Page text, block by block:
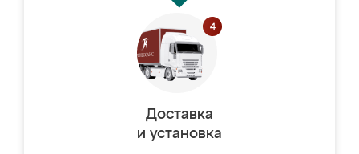
Доставка
и установка